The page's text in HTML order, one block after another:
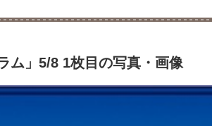
ム」5/8 1枚目の写真・画像